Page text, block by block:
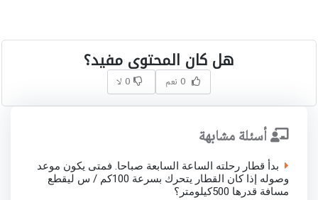
هل كان المحتوى مفيد؟
0 نعم 0 لا
أسئلة مشابهة
بدأ قطار رحلته الساعة السابعة صباحا. فمتى يكون موعد
وصوله إذا كان القطار يتحرك بسرعة 100كم / س ليقطع
مسافة قدرها 500کیلومتر؟